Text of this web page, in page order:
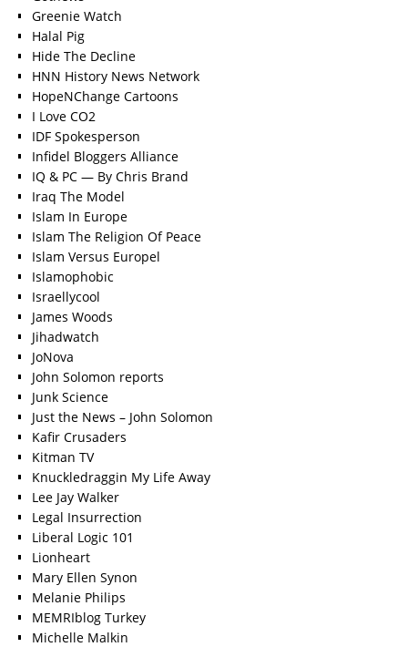
Greenie Watch
Halal Pig
Hide The Decline
HNN History News Network
HopeNChange Cartoons
I Love CO2
IDF Spokesperson
Infidel Bloggers Alliance
IQ & PC — By Chris Brand
Iraq The Model
Islam In Europe
Islam The Religion Of Peace
Islam Versus Europel
Islamophobic
Israellycool
James Woods
Jihadwatch
JoNova
John Solomon reports
Junk Science
Just the News – John Solomon
Kafir Crusaders
Kitman TV
Knuckledraggin My Life Away
Lee Jay Walker
Legal Insurrection
Liberal Logic 101
Lionheart
Mary Ellen Synon
Melanie Philips
MEMRIblog Turkey
Michelle Malkin